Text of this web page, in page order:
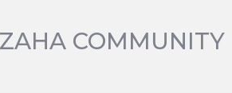
COMMUNITY